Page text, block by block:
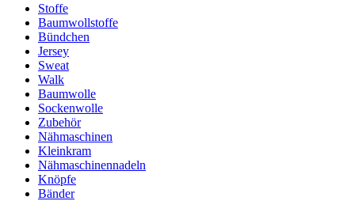
Stoffe
Baumwollstoffe
Bündchen
Jersey
Sweat
Walk
Baumwolle
Sockenwolle
Zubehör
Nähmaschinen
Kleinkram
Nähmaschinennadeln
Knöpfe
Bänder